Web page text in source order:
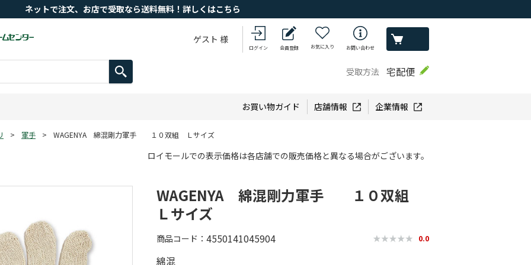
ネットで注文、お店で受取なら送料無料！詳しくはこちら
ゲスト 様
ログイン 会員登録 お気に入り お問い合わせ
受取方法 宅配便
お買い物ガイド 店舗情報 企業情報
> 軍手 > WAGENYA 綿混剛力軍手 １０双組 Ｌサイズ
ロイモールでの表示価格は各店舗での販売価格と異なる場合がございます。
WAGENYA 綿混剛力軍手 １０双組
Ｌサイズ
商品コード 4550141045904 0.0
綿混